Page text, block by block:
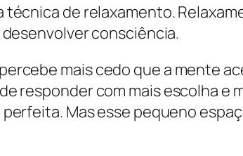
de relaxamento.
consciência.
mais cedo que a mente
responder com mais escolha e
Mas esse pequeno